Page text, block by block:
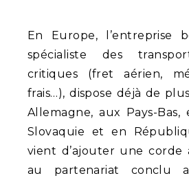
En Europe, l’entreprise
spécialiste des
critiques (fret aérien,
frais…), dispose déjà de
Allemagne, aux Pays-Bas,
Slovaquie et en
vient d’ajouter une corde
au partenariat conclu